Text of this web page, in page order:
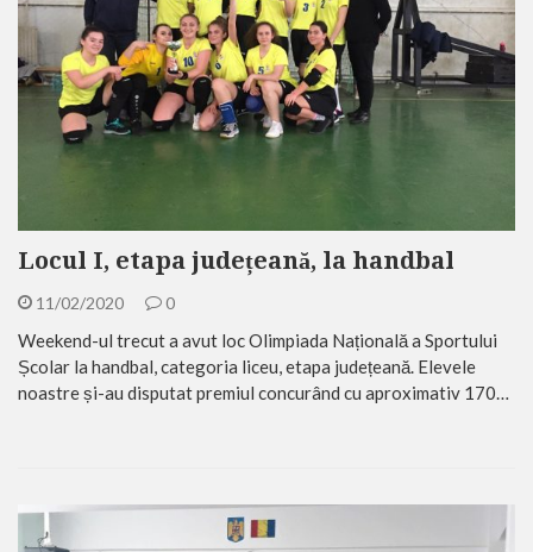
Locul I, etapa județeană, la handbal
11/02/2020 0
Weekend-ul trecut a avut loc Olimpiada Națională a Sportului
Școlar la handbal, categoria liceu, etapa județeană. Elevele
noastre și-au disputat premiul concurând cu aproximativ 170…